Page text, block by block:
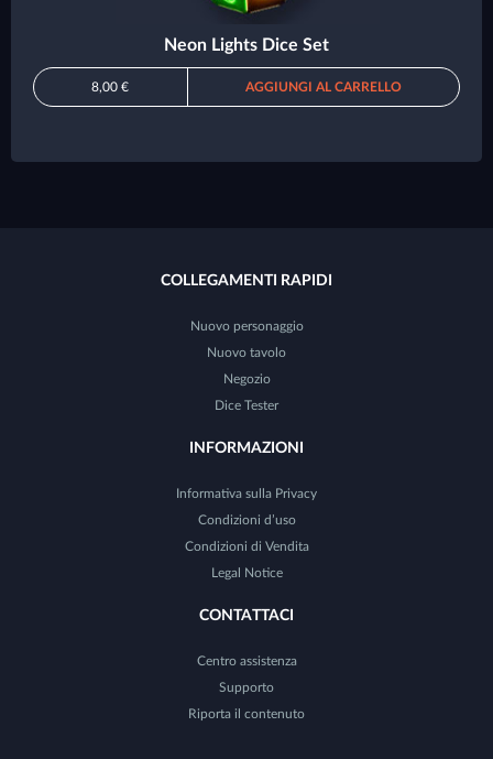
Neon Lights Dice Set
8,00 € AGGIUNGI AL CARRELLO
COLLEGAMENTI RAPIDI
Nuovo personaggio
Nuovo tavolo
Negozio
Dice Tester
INFORMAZIONI
Informativa sulla Privacy
Condizioni d’uso
Condizioni di Vendita
Legal Notice
CONTATTACI
Centro assistenza
Supporto
Riporta il contenuto